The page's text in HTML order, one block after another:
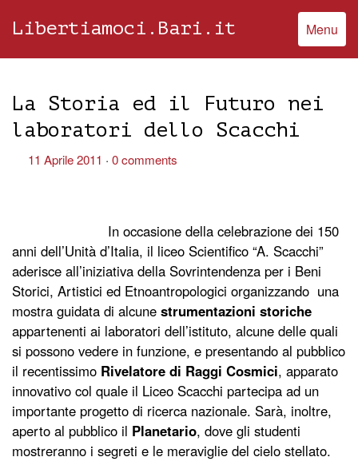
Libertiamoci.Bari.it Menu
La Storia ed il Futuro nei
laboratori dello Scacchi
11 Aprile 2011 0 comments
In occasione della celebrazione dei 150
anni dell’Unità d’Italia, il liceo Scientifico “A. Scacchi”
aderisce all’iniziativa della Sovrintendenza per i Beni
Storici, Artistici ed Etnoantropologici organizzando una
mostra guidata di alcune strumentazioni storiche
appartenenti ai laboratori dell’istituto, alcune delle quali
si possono vedere in funzione, e presentando al pubblico
il recentissimo Rivelatore di Raggi Cosmici, apparato
innovativo col quale il Liceo Scacchi partecipa ad un
importante progetto di ricerca nazionale. Sarà, inoltre,
aperto al pubblico il Planetario, dove gli studenti
mostreranno i segreti e le meraviglie del cielo stellato.